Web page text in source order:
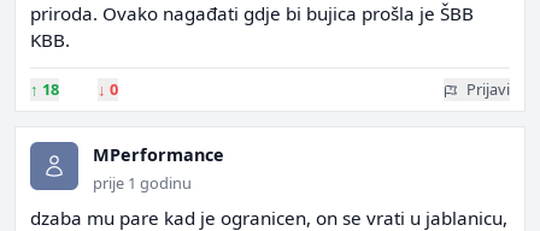
priroda. Ovako nagađati gdje bi bujica prošla je ŠBB
KBB.
↑ 18 ↓ 0 Prijavi
MPerformance
prije 1 godinu
dzaba mu pare kad je ogranicen, on se vrati u jablanicu,